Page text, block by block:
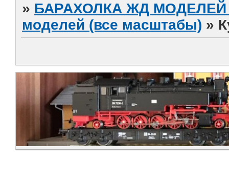
» БАРАХОЛКА ЖД МОДЕЛЕЙ
моделей (все масштабы) »